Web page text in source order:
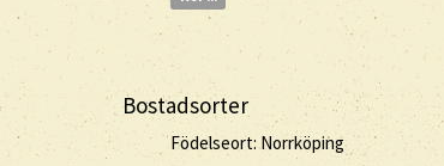
Bostadsorter
Födelseort: Norrköping